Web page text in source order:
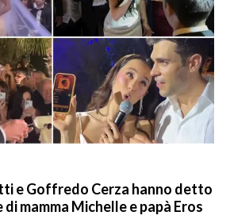
e Goffredo Cerza hanno detto
mamma Michelle e papà Eros